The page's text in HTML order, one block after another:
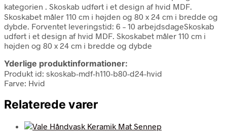
kategorien . Skoskab udført i et design af hvid MDF.
Skoskabet måler 110 cm i højden og 80 x 24 cm i bredde og
dybde. Forventet leveringstid: 6 – 10 arbejdsdageSkoskab
udført i et design af hvid MDF. Skoskabet måler 110 cm i
højden og 80 x 24 cm i bredde og dybde
Yderlige produktinformationer:
Produkt id: skoskab-mdf-h110-b80-d24-hvid
Farve: Hvid
Relaterede varer